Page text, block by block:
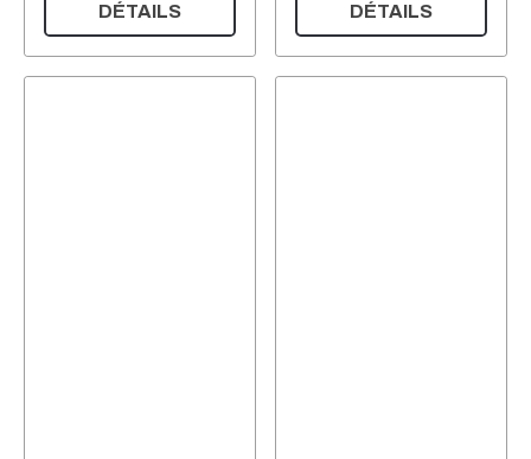
DÉTAILS DÉTAILS